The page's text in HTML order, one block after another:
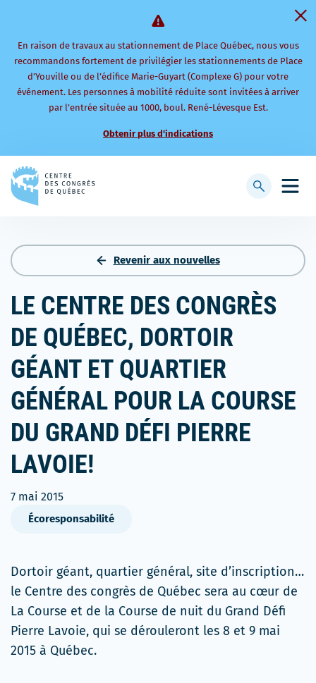
En raison de travaux au stationnement de Place Québec, nous vous
recommandons fortement de privilégier les stationnements de Place
d’Youville ou de l’édifice Marie-Guyart (Complexe G) pour votre
événement. Les personnes à mobilité réduite sont invitées à arriver
par l’entrée située au 1000, boul. René-Lévesque Est.
Obtenir plus d'indications
à
Afficher
recherche
Revenir aux nouvelles
LE CENTRE DES CONGRÈS
DE QUÉBEC, DORTOIR
GÉANT ET QUARTIER
GÉNÉRAL POUR LA COURSE
DU GRAND DÉFI PIERRE
LAVOIE!
7 mai 2015
Écoresponsabilité
Dortoir géant, quartier général, site d’inscription…
le Centre des congrès de Québec sera au cœur de
La Course et de la Course de nuit du Grand Défi
Pierre Lavoie, qui se dérouleront les 8 et 9 mai
2015 à Québec.